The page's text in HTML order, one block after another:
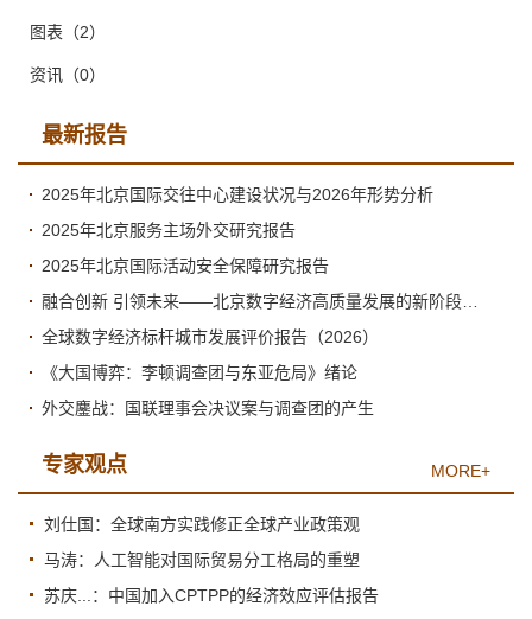
图表 （2）
资讯 （0）
最新报告
2025年北京国际交往中心建设状况与2026年形势分析
2025年北京服务主场外交研究报告
2025年北京国际活动安全保障研究报告
全球数字经济标杆城市发展评价报告（2026）
《大国博弈：李顿调查团与东亚危局》绪论
外交鏖战：国联理事会决议案与调查团的产生
专家观点 MORE+
刘仕国：全球南方实践修正全球产业政策观
马涛：人工智能对国际贸易分工格局的重塑
苏庆...：中国加入CPTPP的经济效应评估报告